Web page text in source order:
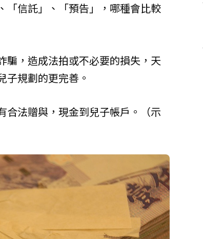
「信託」、「預告」，哪種會比較
騙，造成法拍或不必要的損失，天
子規劃的更完善。
法贈與，現金到兒子帳戶。（示